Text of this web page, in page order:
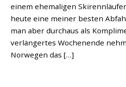
einem ehemaligen
heute eine meiner besten
man aber durchaus als
verlängertes Wochenende
Norwegen das […]